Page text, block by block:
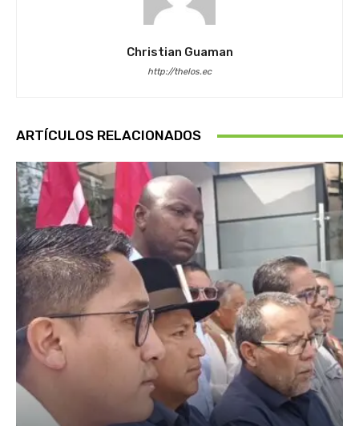
Christian Guaman
http://thelos.ec
ARTÍCULOS RELACIONADOS